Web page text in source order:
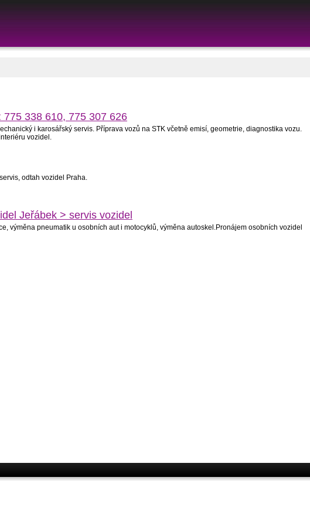
338 610, 775 307 626
i karosářský servis. Příprava vozů na STK včetně emisí, geometrie, diagnostika vozu.
vozidel.
odtah vozidel Praha.
Jeřábek > servis vozidel
výměna pneumatik u osobních aut i motocyklů, výměna autoskel.Pronájem osobních vozidel